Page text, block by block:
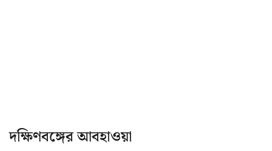
দক্ষিণবঙ্গের আবহাওয়া